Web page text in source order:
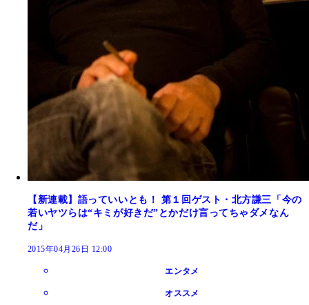
【新連載】語っていいとも！ 第１回ゲスト・北方謙三「今の
若いヤツらは“キミが好きだ”とかだけ言ってちゃダメなん
だ」
2015年04月26日 12:00
エンタメ
オススメ